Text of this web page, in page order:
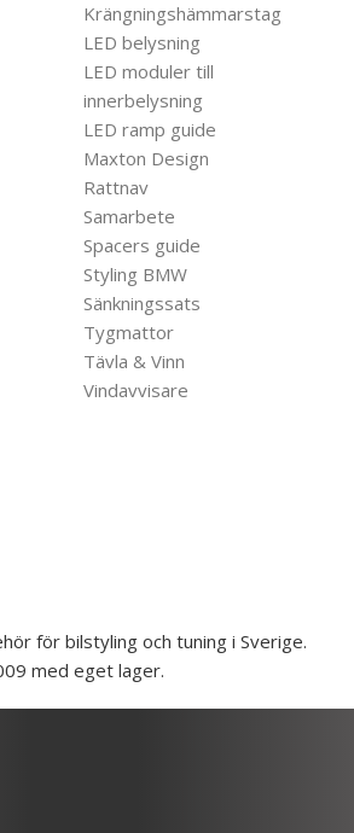
Krängningshämmarstag
LED belysning
LED moduler till
innerbelysning
LED ramp guide
Maxton Design
Rattnav
Samarbete
Spacers guide
Styling BMW
Sänkningssats
Tygmattor
Tävla & Vinn
Vindavvisare
för bilstyling och tuning i Sverige.
med eget lager.